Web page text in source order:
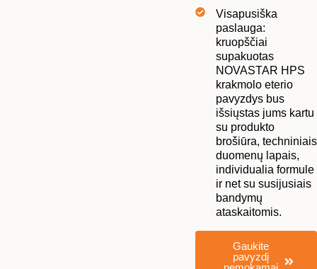
Visapusiška
paslauga:
kruopščiai
supakuotas
NOVASTAR HPS
krakmolo eterio
pavyzdys bus
išsiųstas jums kartu
su produkto
brošiūra, techniniais
duomenų lapais,
individualia formule
ir net su susijusiais
bandymų
ataskaitomis.
Gaukite
pavyzdį